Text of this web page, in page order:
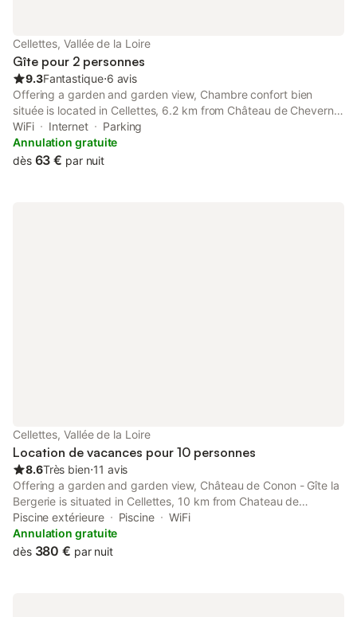
Cellettes, Vallée de la Loire
Gîte pour 2 personnes
9.3Fantastique⋅6 avis
Offering a garden and garden view, Chambre confort bien
située is located in Cellettes, 6.2 km from Château de Cheverny
and 9.3 km from Chateau de Villesavin. This property offers
access to a terrace, free private parking and free WiFi.
WiFi Internet
Parking
Annulation gratuite
dès 63 € par nuit
Cellettes, Vallée de la Loire
Location de vacances pour 10 personnes
8.6Très bien⋅11 avis
Offering a garden and garden view, Château de Conon - Gîte la
Bergerie is situated in Cellettes, 10 km from Chateau de
Villesavin and 13 km from Cathedral of St. Louis of Blois. The air-
conditioned accommodation is 4.
Piscine extérieure Piscine
WiFi
Annulation gratuite
dès 380 € par nuit